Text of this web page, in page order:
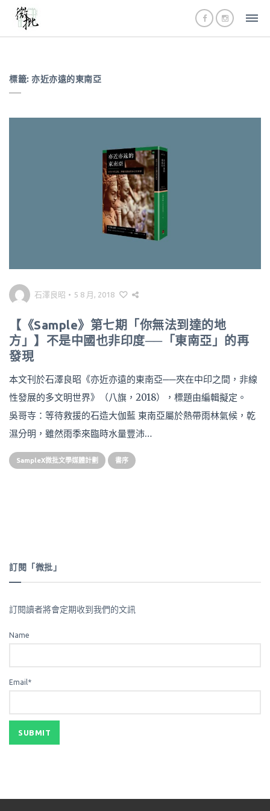
標籤: 亦近亦遠的東南亞
石澤良昭 • 5 8 月, 2018
【《Sample》第七期「你無法到達的地
方」】不是中國也非印度──「東南亞」的再
發現
本文刊於石澤良昭《亦近亦遠的東南亞──夾在中印之間，非線
性發展的多文明世界》（八旗，2018），標題由編輯擬定。
吳哥寺：等待救援的石造大伽藍 東南亞屬於熱帶雨林氣候，乾
濕分明，雖然雨季來臨時水量豐沛…
SampleX微批文學媒體計劃 書序
訂閱「微批」
訂閱讀者將會定期收到我們的文訊
Name
Email*